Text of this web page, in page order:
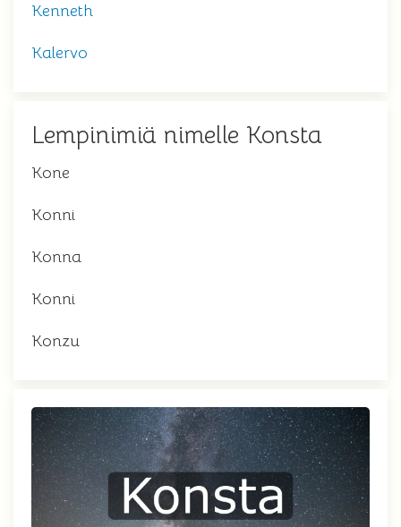
Kenneth
Kalervo
Lempinimiä nimelle Konsta
Kone
Konni
Konna
Konni
Konzu